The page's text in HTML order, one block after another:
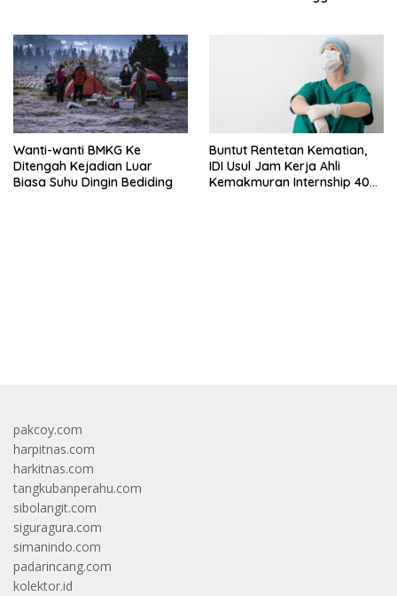
Wanti-wanti BMKG Ke
Ditengah Kejadian Luar
Biasa Suhu Dingin Bediding
Buntut Rentetan Kematian,
IDI Usul Jam Kerja Ahli
Kemakmuran Internship 40
pakcoy.com
harpitnas.com
harkitnas.com
tangkubanperahu.com
sibolangit.com
siguragura.com
simanindo.com
padarincang.com
kolektor.id